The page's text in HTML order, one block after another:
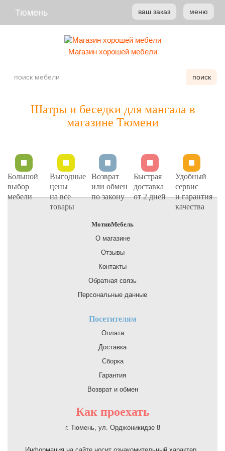
ваш заказ меню
Тюмень
Магазин хорошей мебели
поиск
Шатры и беседки для мангала в
магазине Тюмени
Большой
выбор
мебели
Выгодные
цены
на все
товары
Возврат
или обмен
по закону
Быстрая
доставка
от 2 дней
Удобный
сервис
и гарантия
качества
МотивМебель
О магазине
Отзывы
Контакты
Обратная связь
Персональные данные
Посетителям
Оплата
Доставка
Сборка
Гарантия
Возврат и обмен
Как проехать
г. Тюмень, ул. Орджоникидзе 8